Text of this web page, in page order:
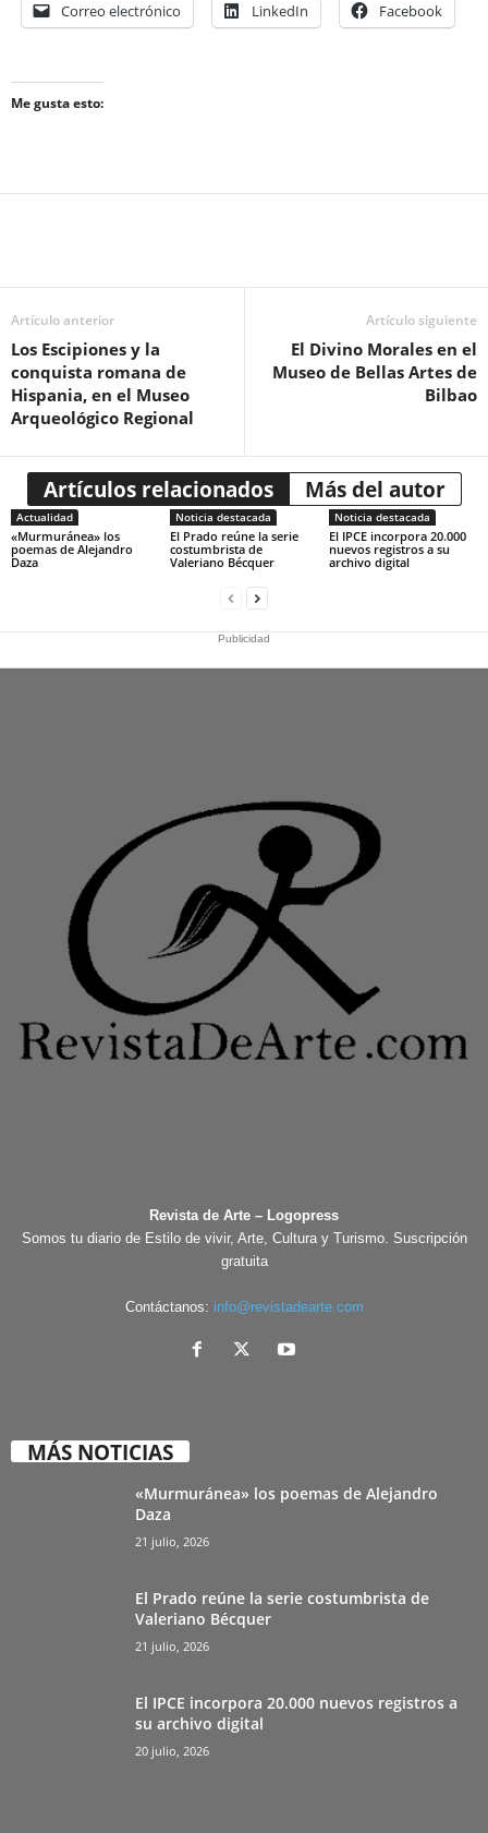
Correo electrónico LinkedIn Facebook
Me gusta esto:
Artículo anterior
Los Escipiones y la
conquista romana de
Hispania, en el Museo
Arqueológico Regional
Artículo siguiente
El Divino Morales en el
Museo de Bellas Artes de
Bilbao
Artículos relacionados Más del autor
Actualidad
«Murmuránea» los
poemas de Alejandro
Daza
Noticia destacada
El Prado reúne la serie
costumbrista de
Valeriano Bécquer
Noticia destacada
El IPCE incorpora 20.000
nuevos registros a su
archivo digital
Publicidad
Revista de Arte – Logopress
Somos tu diario de Estilo de vivir, Arte, Cultura y Turismo. Suscripción
gratuita
Contáctanos: info@revistadearte.com
MÁS NOTICIAS
«Murmuránea» los poemas de Alejandro
Daza
21 julio, 2026
El Prado reúne la serie costumbrista de
Valeriano Bécquer
21 julio, 2026
El IPCE incorpora 20.000 nuevos registros a
su archivo digital
20 julio, 2026